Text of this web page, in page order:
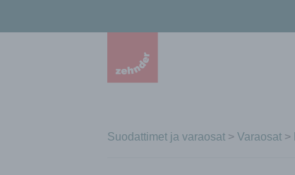
Suodattimet ja varaosat > Varaosat >